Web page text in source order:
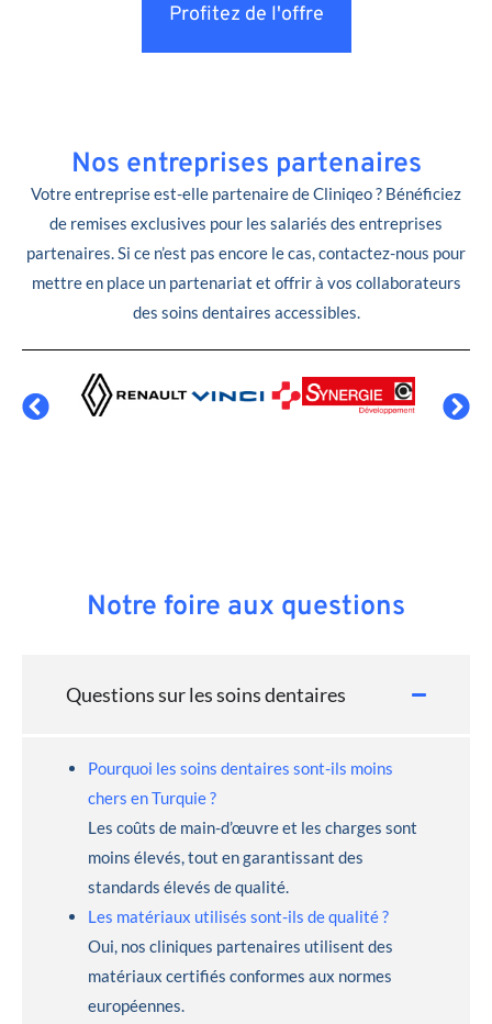
Profitez de l'offre
Nos entreprises partenaires
Votre entreprise est-elle partenaire de Cliniqeo ? Bénéficiez
de remises exclusives pour les salariés des entreprises
partenaires. Si ce n’est pas encore le cas, contactez-nous pour
mettre en place un partenariat et offrir à vos collaborateurs
des soins dentaires accessibles.
Notre foire aux questions
Questions sur les soins dentaires
Pourquoi les soins dentaires sont-ils moins
chers en Turquie ?
Les coûts de main-d’œuvre et les charges sont
moins élevés, tout en garantissant des
standards élevés de qualité.
Les matériaux utilisés sont-ils de qualité ?
Oui, nos cliniques partenaires utilisent des
matériaux certifiés conformes aux normes
européennes.